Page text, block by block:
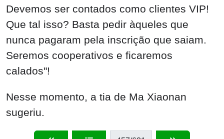
Devemos ser contados como clientes VIP!
Que tal isso? Basta pedir àqueles que
nunca pagaram pela inscrição que saiam.
Seremos cooperativos e ficaremos
calados"!
Nesse momento, a tia de Ma Xiaonan
sugeriu.